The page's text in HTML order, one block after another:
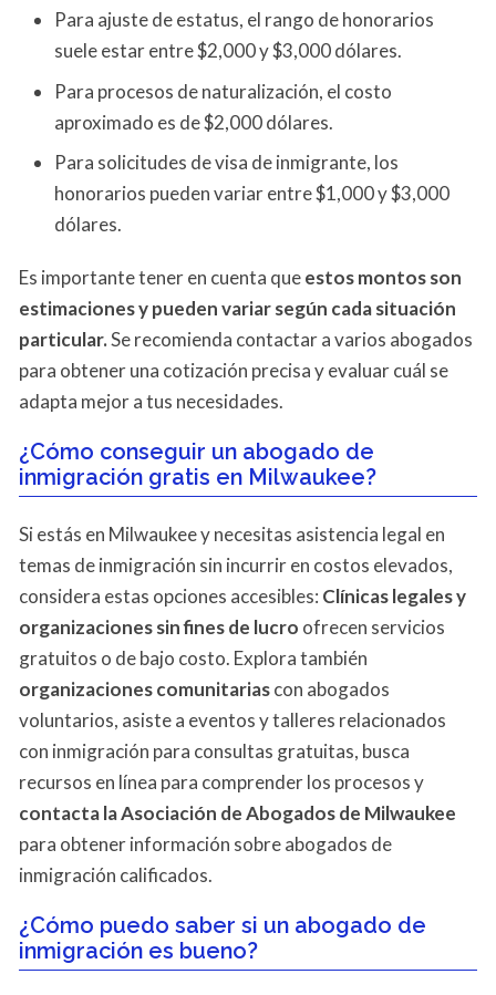
Para ajuste de estatus, el rango de honorarios
suele estar entre $2,000 y $3,000 dólares.
Para procesos de naturalización, el costo
aproximado es de $2,000 dólares.
Para solicitudes de visa de inmigrante, los
honorarios pueden variar entre $1,000 y $3,000
dólares.
Es importante tener en cuenta queestos montos son
estimaciones y pueden variar según cada situación
particular.Se recomienda contactar a varios abogados
para obtener una cotización precisa y evaluar cuál se
adapta mejor a tus necesidades.
¿Cómo conseguir un abogado de
inmigración gratis en Milwaukee?
Si estás en Milwaukee y necesitas asistencia legal en
temas de inmigración sin incurrir en costos elevados,
considera estas opciones accesibles: Clínicas legales y
organizaciones sin fines de lucro ofrecen servicios
gratuitos o de bajo costo. Explora también
organizaciones comunitariascon abogados
voluntarios, asiste a eventos y talleres relacionados
con inmigración para consultas gratuitas, busca
recursos en línea para comprender los procesos y
contacta la Asociación de Abogados de Milwaukee
para obtener información sobre abogados de
inmigración calificados.
¿Cómo puedo saber si un abogado de
inmigración es bueno?